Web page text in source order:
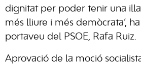
dignitat per poder tenir una
més lliure i més demòcrata’,
portaveu del PSOE, Rafa Ruiz.
Aprovació de la moció